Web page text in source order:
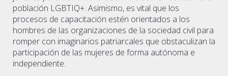
población LGBTIQ+. Asimismo, es vital que los
procesos de capacitación estén orientados a los
hombres de las organizaciones de la sociedad civil para
romper con imaginarios patriarcales que obstaculizan la
participación de las mujeres de forma autónoma e
independiente.